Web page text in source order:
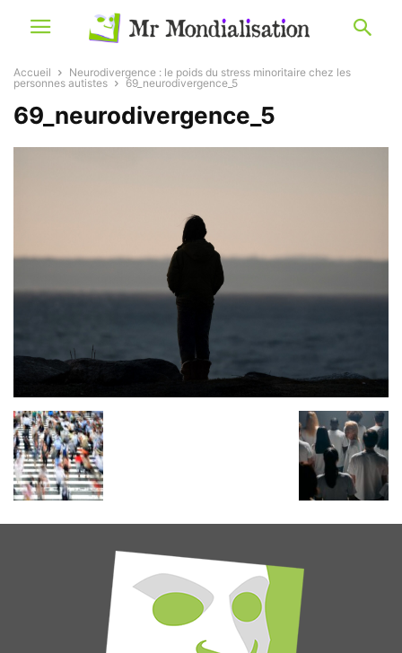
Accueil
Neurodivergence : le poids du stress minoritaire chez les
personnes autistes
69_neurodivergence_5
69_neurodivergence_5